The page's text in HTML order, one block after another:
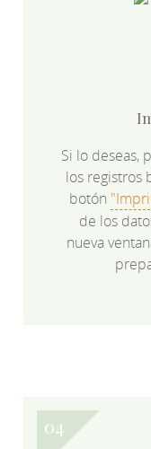
Si lo deseas,
los registros
botón
de los
nueva